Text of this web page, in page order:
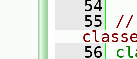
   54
   55
//
   56